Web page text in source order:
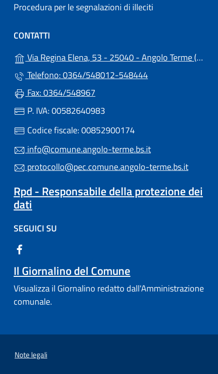
Procedura per le segnalazioni di illeciti
CONTATTI
Via Regina Elena, 53 - 25040 - Angolo Terme (BS)
Telefono: 0364/548012-548444
Fax: 0364/548967
P. IVA: 00582640983
Codice fiscale: 00852900174
info@comune.angolo-terme.bs.it
protocollo@pec.comune.angolo-terme.bs.it
Rpd - Responsabile della protezione dei
dati
SEGUICI SU
Il Giornalino del Comune
Visualizza il Giornalino redatto dall'Amministrazione
comunale.
Note legali